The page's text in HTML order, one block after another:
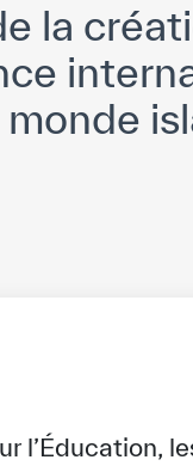
la
l’Éducation,